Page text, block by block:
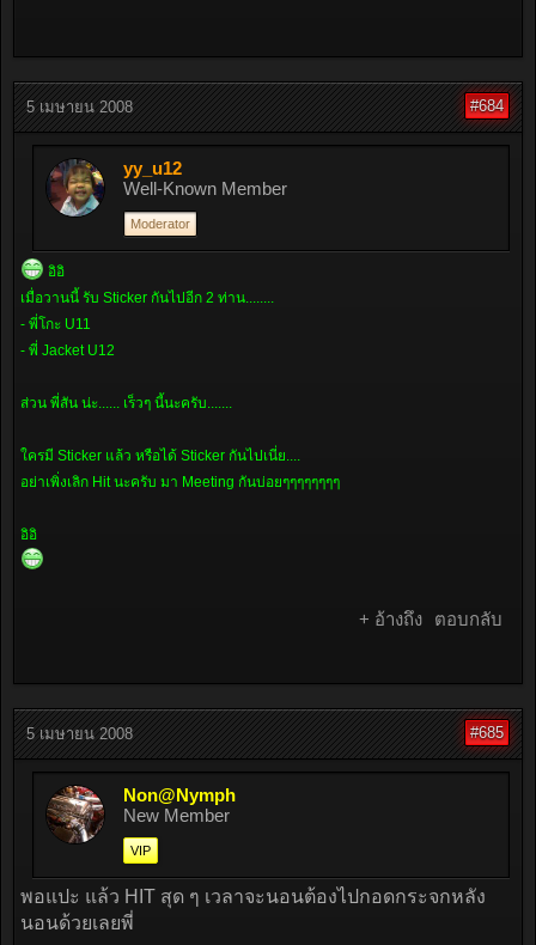
5 เมษายน 2008 #684
yy_u12
Well-Known Member
Moderator
อิอิ
เมื่อวานนี้ รับ Sticker กันไปอีก 2 ท่าน........
- พี่โกะ U11
- พี่ Jacket U12
ส่วน พี่สัน น่ะ...... เร็วๆ นี้นะครับ.......
ใครมี Sticker แล้ว หรือได้ Sticker กันไปเนี่ย....
อย่าเพิ่งเลิก Hit นะครับ มา Meeting กันบ่อยๆๆๆๆๆๆๆๆ
อิอิ
+ อ้างถึง ตอบกลับ
5 เมษายน 2008 #685
Non@Nymph
New Member
VIP
พอแปะ แล้ว HIT สุด ๆ เวลาจะนอนต้องไปกอดกระจกหลัง
นอนด้วยเลยพี่